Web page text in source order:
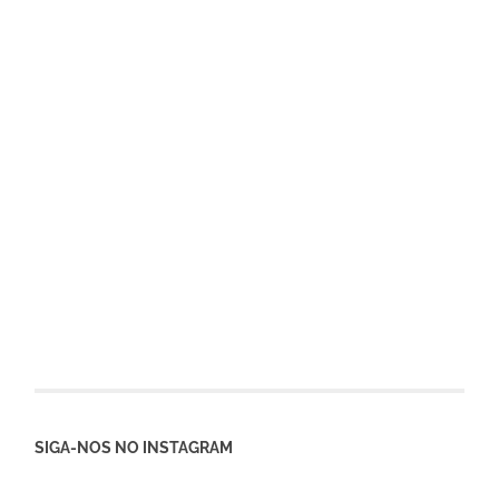
SIGA-NOS NO INSTAGRAM